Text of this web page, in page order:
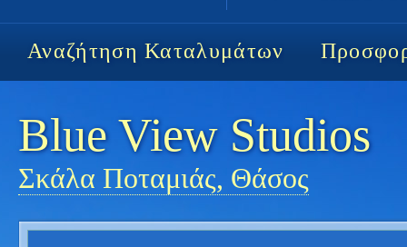
Αναζήτηση Καταλυμάτων
Blue View Studios
Σκάλα Ποταμιάς, Θάσος